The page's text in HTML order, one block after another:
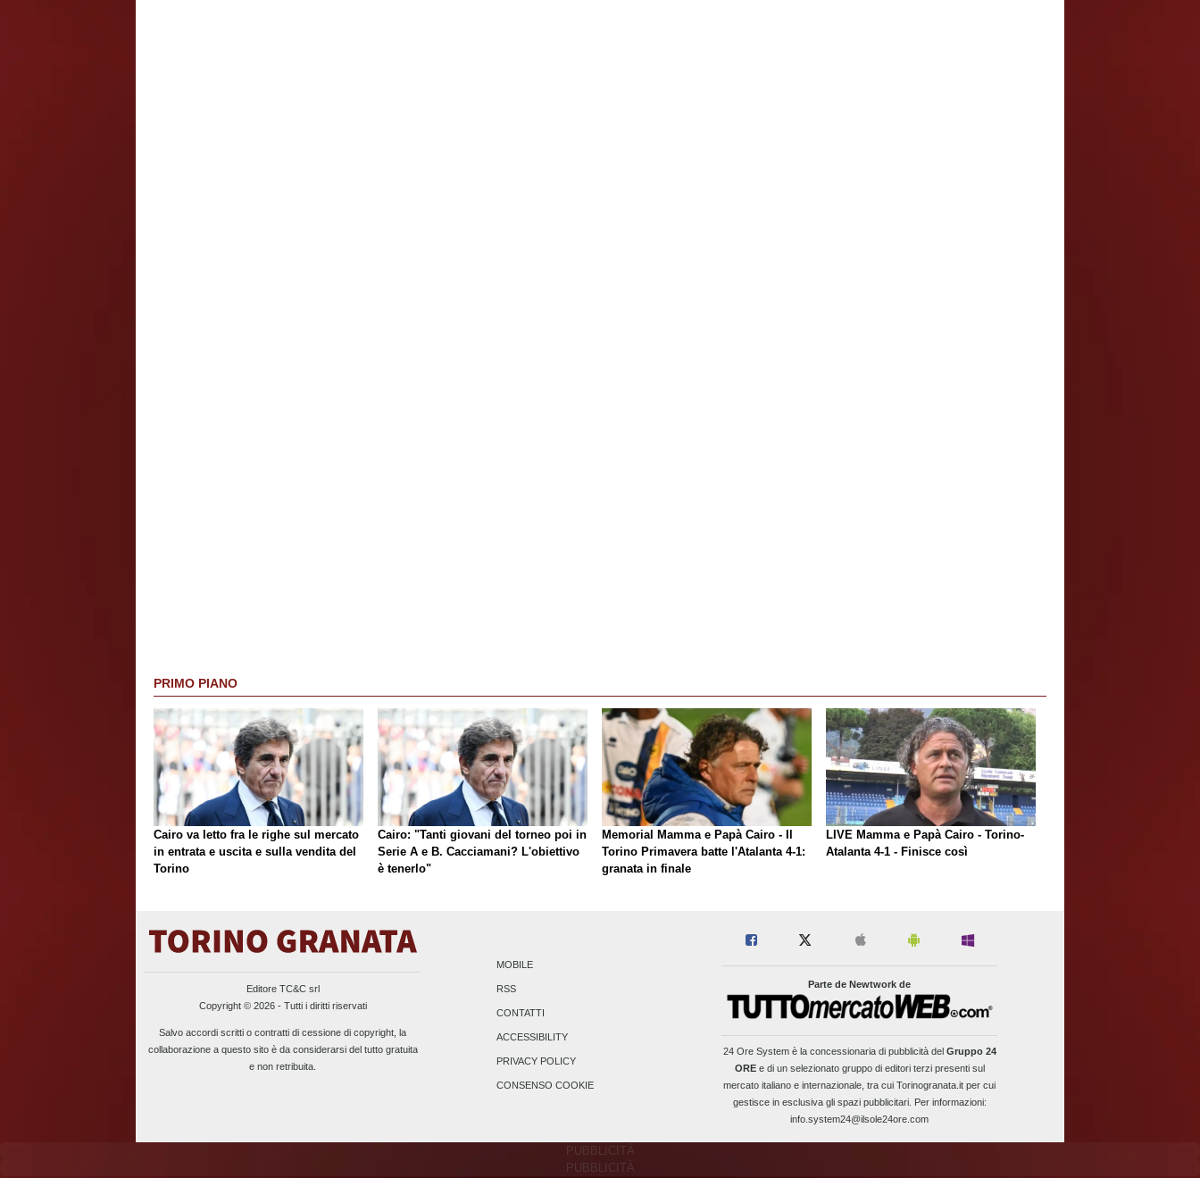
PRIMO PIANO
Cairo va letto fra le righe sul mercato
in entrata e uscita e sulla vendita del
Torino
Cairo: "Tanti giovani del torneo poi in
Serie A e B. Cacciamani? L'obiettivo
è tenerlo"
Memorial Mamma e Papà Cairo - Il
Torino Primavera batte l'Atalanta 4-1:
granata in finale
LIVE Mamma e Papà Cairo - Torino-
Atalanta 4-1 - Finisce così
Editore TC&C srl
Copyright © 2026 - Tutti i diritti riservati
Salvo accordi scritti o contratti di cessione di copyright, la
collaborazione a questo sito è da considerarsi del tutto gratuita
e non retribuita.
MOBILE
RSS
CONTATTI
ACCESSIBILITY
PRIVACY POLICY
CONSENSO COOKIE
Parte de Newtwork de
24 Ore Systemè la concessionaria di pubblicità del Gruppo 24
OREe di un selezionato gruppo di editori terzi presenti sul
mercato italiano e internazionale, tra cui Torinogranata.it per cui
gestisce in esclusiva gli spazi pubblicitari. Per informazioni:
info.system24@ilsole24ore.com